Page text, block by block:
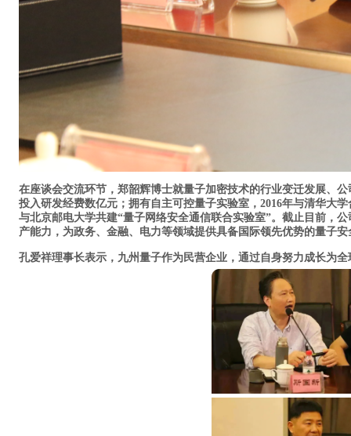
在座谈会交流环节，郑韶辉博士就量子加密技术的行业变迁发展、
投入研发经费数亿元；拥有自主可控量子实验室，2016年与清华大
与北京邮电大学共建“量子网络安全通信联合实验室”。截止目前，公
产能力，为政务、金融、电力等领域提供具备国际领先优势的量子
孔爱祥理事长表示， 九州量子作为民营企业，通过自身努力成长为